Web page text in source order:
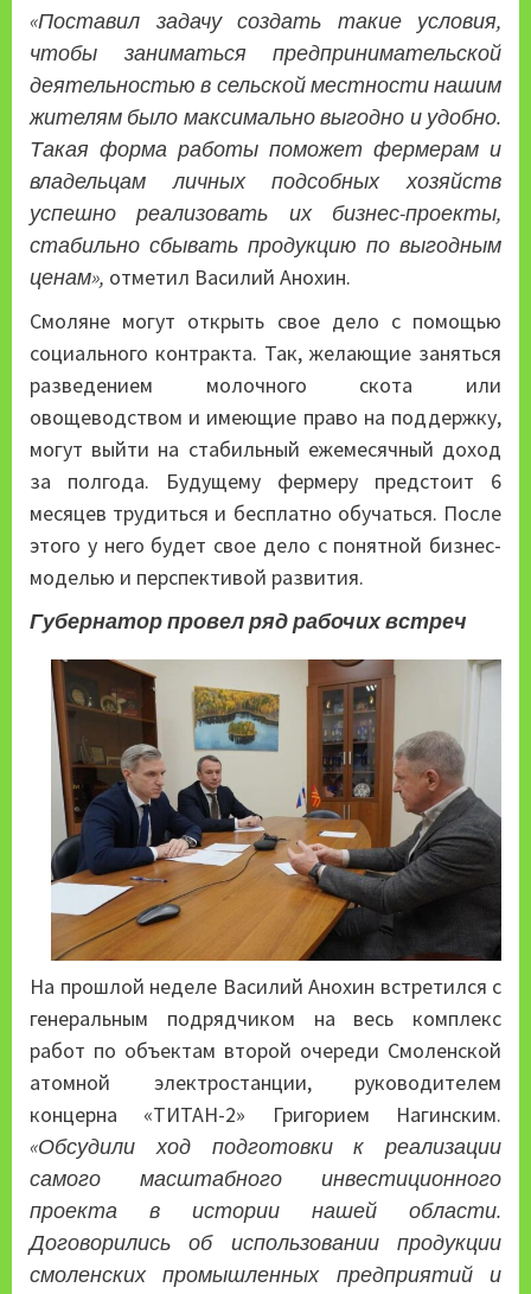
«Поставил задачу создать такие условия,
чтобы заниматься предпринимательской
деятельностью в сельской местности нашим
жителям было максимально выгодно и удобно.
Такая форма работы поможет фермерам и
владельцам личных подсобных хозяйств
успешно реализовать их бизнес-проекты,
стабильно сбывать продукцию по выгодным
ценам», отметил Василий Анохин.
Смоляне могут открыть свое дело с помощью
социального контракта. Так, желающие заняться
разведением молочного скота или
овощеводством и имеющие право на поддержку,
могут выйти на стабильный ежемесячный доход
за полгода. Будущему фермеру предстоит 6
месяцев трудиться и бесплатно обучаться. После
этого у него будет свое дело с понятной бизнес-
моделью и перспективой развития.
Губернатор провел ряд рабочих встреч
На прошлой неделе Василий Анохин встретился с
генеральным подрядчиком на весь комплекс
работ по объектам второй очереди Смоленской
атомной электростанции, руководителем
концерна «ТИТАН-2» Григорием Нагинским.
«Обсудили ход подготовки к реализации
самого масштабного инвестиционного
проекта в истории нашей области.
Договорились об использовании продукции
смоленских промышленных предприятий и